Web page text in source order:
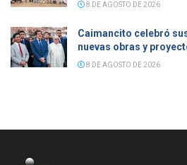
8 DE AGOSTO DE 2026
Caimancito celebró
nuevas obras y
8 DE AGOSTO DE 2026